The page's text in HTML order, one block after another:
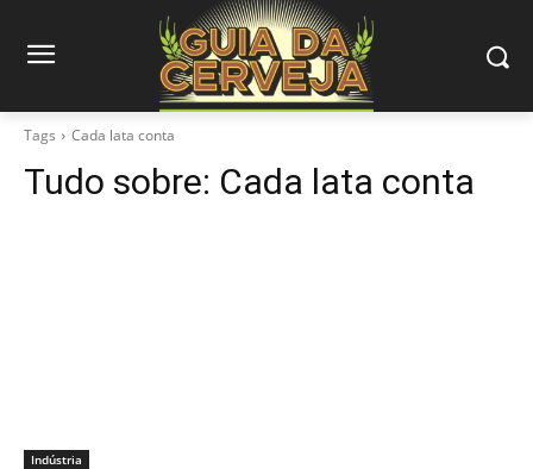
Tags Cada lata conta
Tudo sobre: Cada lata conta
Indústria